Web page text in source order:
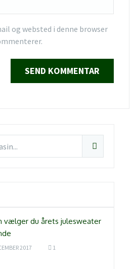
og websted i denne browser
vælger du årets julesweater
2017 1